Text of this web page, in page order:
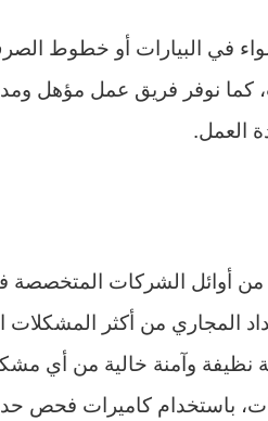
في البيارات أو خطوط
كما نوفر فريق عمل
العمل.
أوائل الشركات
من أكثر المشكلات
نظيفة وآمنة خالية من أي
باستخدام كاميرات فحص